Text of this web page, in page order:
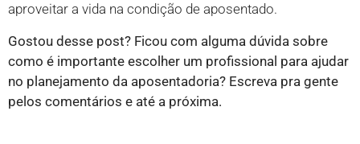
aproveitar a vida na condição de aposentado.
Gostou desse post? Ficou com alguma dúvida sobre
como é importante escolher um profissional para ajudar
no planejamento da aposentadoria? Escreva pra gente
pelos comentários e até a próxima.